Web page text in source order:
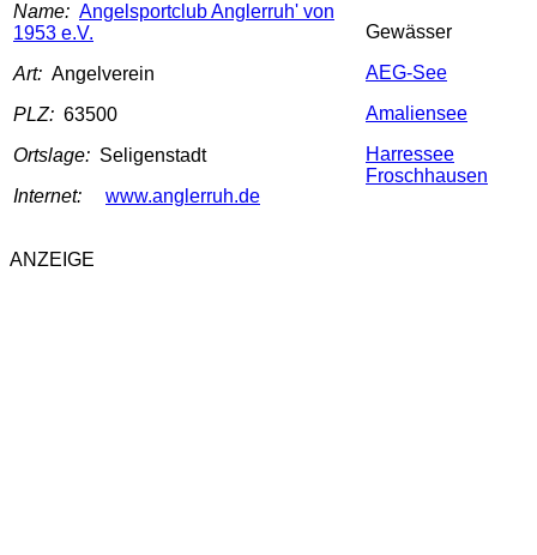
Name: Angelsportclub Anglerruh' von
1953 e.V.
Art: Angelverein
PLZ: 63500
Ortslage: Seligenstadt
Internet:
www.anglerruh.de
Gewässer
AEG-See
Amaliensee
Harressee
Froschhausen
ANZEIGE